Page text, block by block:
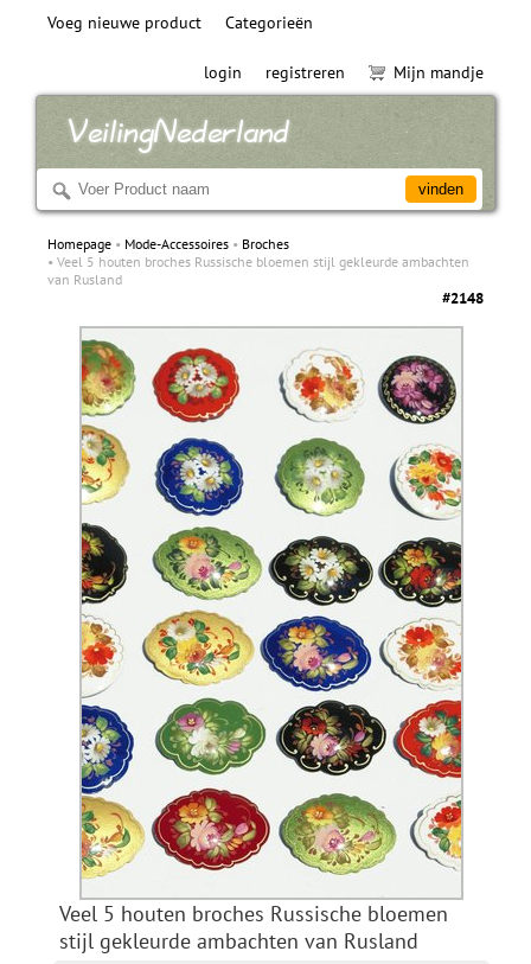
Voeg nieuwe product Categorieën
login registreren Mijn mandje
Homepage Mode-Accessoires
Broches
Veel 5 houten broches Russische bloemen stijl gekleurde ambachten
van Rusland
#2148
Veel 5 houten broches Russische bloemen
stijl gekleurde ambachten van Rusland